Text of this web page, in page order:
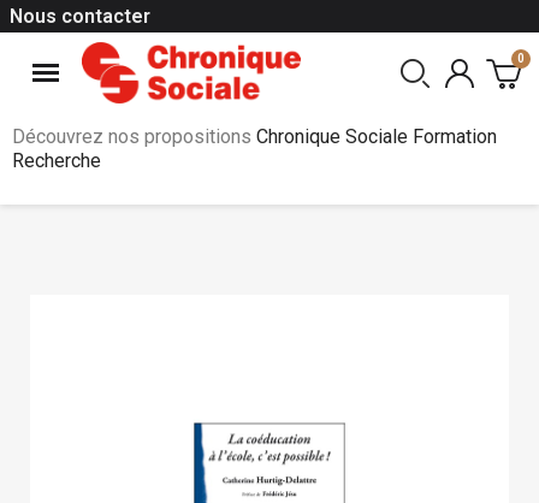
Nous contacter
Découvrez nos propositions Chronique Sociale Formation
Recherche